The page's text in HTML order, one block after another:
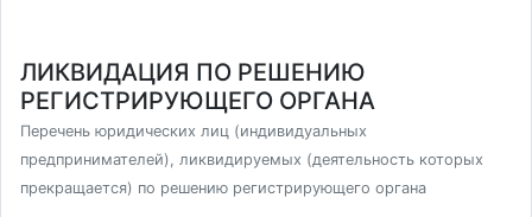
ЛИКВИДАЦИЯ ПО РЕШЕНИЮ
РЕГИСТРИРУЮЩЕГО ОРГАНА
Перечень юридических лиц (индивидуальных
предпринимателей), ликвидируемых (деятельность которых
прекращается) по решению регистрирующего органа